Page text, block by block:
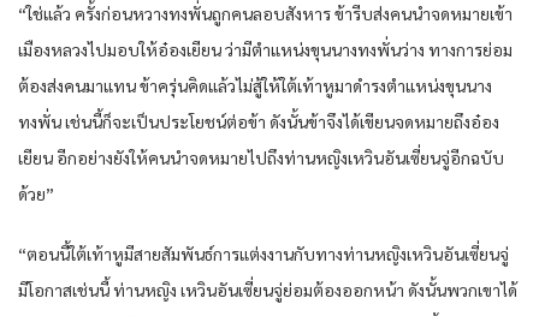
“ใช่แล้ว ครั้งก่อนหวางทงพั่นถูกคนลอบสังหาร ข้ารีบส่งคนนำจดหมายเข้า
เมืองหลวงไปมอบให้อ๋องเยียน ว่ามีตำแหน่งขุนนางทงพั่นว่าง ทางการย่อม
ต้องส่งคนมาแทน ข้าครุ่นคิดแล้วไม่สู้ให้ใต้เท้าหูมาดำรงตำแหน่งขุนนาง
ทงพั่น เช่นนี้ก็จะเป็นประโยชน์ต่อข้า ดังนั้นข้าจึงได้เขียนจดหมายถึงอ๋อง
เยียน อีกอย่างยังให้คนนำจดหมายไปถึงท่านหญิงเหวินอันเซี่ยนจู่อีกฉบับ
ด้วย”
“ตอนนี้ใต้เท้าหูมีสายสัมพันธ์การแต่งงานกับทางท่านหญิงเหวินอันเซี่ยนจู่
มีโอกาสเช่นนี้ ท่านหญิง เหวินอันเซี่ยนจู่ย่อมต้องออกหน้า ดังนั้นพวกเขาได้